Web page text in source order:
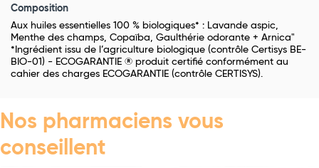
Composition
Aux huiles essentielles 100 % biologiques* : Lavande aspic,
Menthe des champs, Copaïba, Gaulthérie odorante + Arnica"
*Ingrédient issu de l’agriculture biologique (contrôle Certisys BE-
BIO-01) - ECOGARANTIE ® produit certifié conformément au
cahier des charges ECOGARANTIE (contrôle CERTISYS).
Nos pharmaciens vous
conseillent